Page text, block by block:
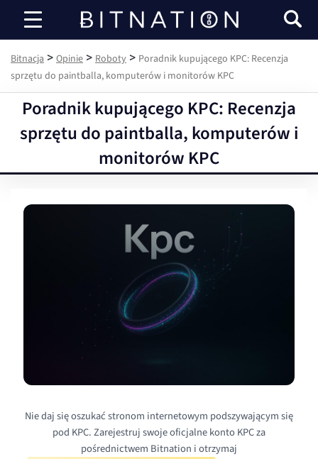
Bitnacja
Bitnacja > Opinie > Roboty > Poradnik kupującego KPC: Recenzja
sprzętu do paintballa, komputerów i monitorów KPC
Poradnik kupującego KPC: Recenzja
sprzętu do paintballa, komputerów i
monitorów KPC
Nie daj się oszukać stronom internetowym podszywającym się
pod KPC. Zarejestruj swoje oficjalne konto KPC za
pośrednictwem Bitnation i otrzymaj